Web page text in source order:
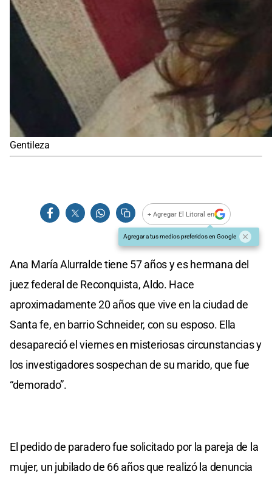
Gentileza
+ Agregar El Litoral en
Agregar a tus medios preferidos en Google
Ana María Alurralde tiene 57 años y es hermana del
juez federal de Reconquista, Aldo. Hace
aproximadamente 20 años que vive en la ciudad de
Santa fe, en barrio Schneider, con su esposo. Ella
desapareció el viernes en misteriosas circunstancias y
los investigadores sospechan de su marido, que fue
“demorado”.
El pedido de paradero fue solicitado por la pareja de la
mujer, un jubilado de 66 años que realizó la denuncia